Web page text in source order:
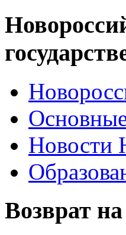
Новости
Возврат